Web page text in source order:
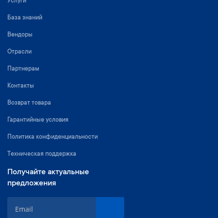
База знаний
Вендоры
Отрасли
Партнерам
Контакты
Возврат товара
Гарантийные условия
Политика конфиденциальности
Техническая поддержка
Получайте актуальные
предложения